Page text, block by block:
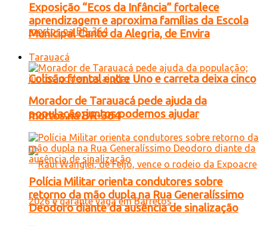
Colisão frontal entre Uno e carreta deixa cinco
mortos na BR-364
Exposição “Ecos da Infância” fortalece
aprendizagem e aproxima famílias da Escola
Municipal Canto da Alegria, de Envira
Tarauacá
Morador de Tarauacá pede ajuda da
população; juntos podemos ajudar
Polícia Militar orienta condutores sobre
retorno da mão dupla na Rua Generalíssimo
Deodoro diante da ausência de sinalização